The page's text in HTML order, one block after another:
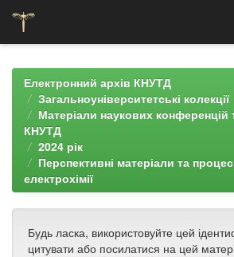
navigationЕлектронний архів КНУТД
Загальноуніверситетські колекції
Матеріали наукових конференцій
КНУТД
2024 рік
Перспективні матеріали та
електрохімії
Будь ласка, використовуйте цей
цитувати або посилатися на цей